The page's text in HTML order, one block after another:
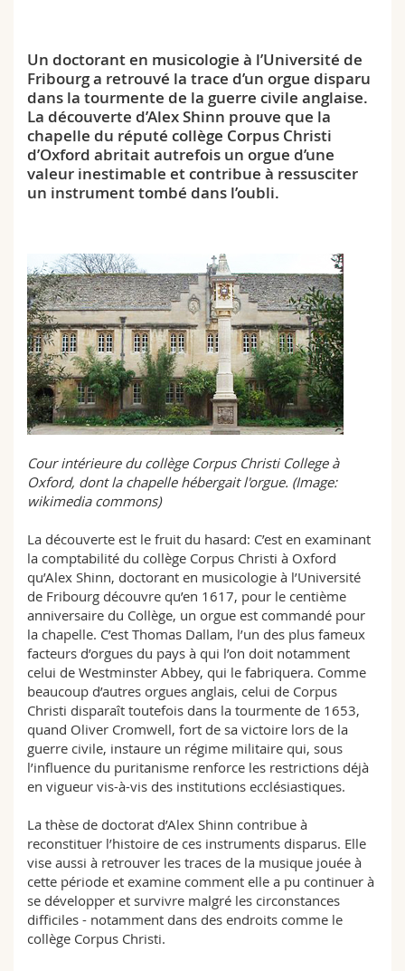
Interfacultaire
Doctorants
Programme des cours
MyUnifr
Un doctorant en musicologie à l’Université de
Fribourg a retrouvé la trace d’un orgue disparu
dans la tourmente de la guerre civile anglaise.
La découverte d’Alex Shinn prouve que la
chapelle du réputé collège Corpus Christi
d’Oxford abritait autrefois un orgue d’une
valeur inestimable et contribue à ressusciter
un instrument tombé dans l’oubli.
Cour intérieure du collège Corpus Christi College à
Oxford, dont la chapelle hébergait l'orgue. (Image:
wikimedia commons)
La découverte est le fruit du hasard: C’est en examinant
la comptabilité du collège Corpus Christi à Oxford
qu’Alex Shinn, doctorant en musicologie à l’Université
de Fribourg découvre qu’en 1617, pour le centième
anniversaire du Collège, un orgue est commandé pour
la chapelle. C’est Thomas Dallam, l’un des plus fameux
facteurs d’orgues du pays à qui l’on doit notamment
celui de Westminster Abbey, qui le fabriquera. Comme
beaucoup d’autres orgues anglais, celui de Corpus
Christi disparaît toutefois dans la tourmente de 1653,
quand Oliver Cromwell, fort de sa victoire lors de la
guerre civile, instaure un régime militaire qui, sous
l’influence du puritanisme renforce les restrictions déjà
en vigueur vis-à-vis des institutions ecclésiastiques.
La thèse de doctorat d’Alex Shinn contribue à
reconstituer l’histoire de ces instruments disparus. Elle
vise aussi à retrouver les traces de la musique jouée à
cette période et examine comment elle a pu continuer à
se développer et survivre malgré les circonstances
difficiles - notamment dans des endroits comme le
collège Corpus Christi.